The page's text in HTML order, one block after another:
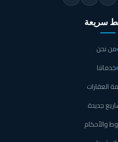
سريعة
من نحن
خدماتنا
العقارات
جديدة
والأحكام